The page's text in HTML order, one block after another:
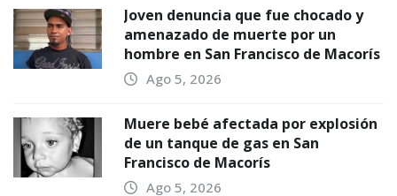
Joven denuncia que fue chocado y
amenazado de muerte por un
hombre en San Francisco de Macorís
Ago 5, 2026
Muere bebé afectada por explosión
de un tanque de gas en San
Francisco de Macorís
Ago 5, 2026